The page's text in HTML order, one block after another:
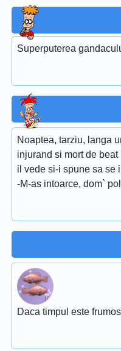
Superputerea
Noaptea, tarziu, langa
injurand si mort de
il vede si-i spune sa se
-M-as intoarce, dom`
Daca timpul este